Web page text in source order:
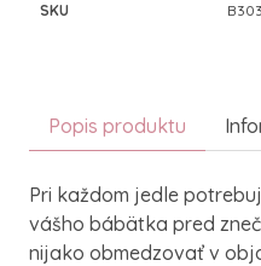
SKU
Popis produktu
Pri každom jedle
vášho bábätka pred
nijako obmedzovať v